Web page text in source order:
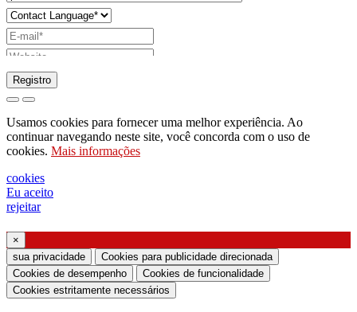
pedido para enviar catálogo
pedido para ser contactado pelo seu
representante de vendas
pedido de suporte ou projeto de iluminação
Solicitação de webinar ou treinamento sobre
Manifestação de consentimento (Artigo 7.º do
Regulamento da UE n.º 2016/679)
Registro
Usamos cookies para fornecer uma melhor experiência. Ao
continuar navegando neste site, você concorda com o uso de
cookies. Mais informações
cookies
Eu aceito
rejeitar
×
sua privacidade
Cookies para publicidade direcionada
Cookies de desempenho
Cookies de funcionalidade
Cookies estritamente necessários